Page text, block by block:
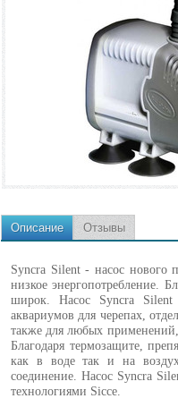
Описание Отзывы
Syncra Silent - насос нового
низкое энергопотребление.
широк. Насос Syncra Silent
аквариумов для черепах,
также для любых применений,
Благодаря термозащите,
как в воде так и на
соединение. Насос Syncra
технологиями Sicce.